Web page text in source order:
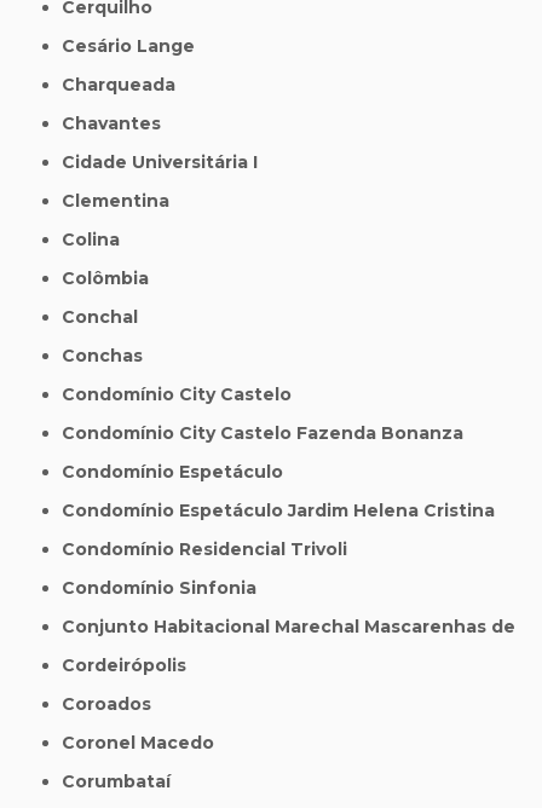
Cerquilho
Cesário Lange
Charqueada
Chavantes
Cidade Universitária I
Clementina
Colina
Colômbia
Conchal
Conchas
Condomínio City Castelo
Condomínio City Castelo Fazenda Bonanza
Condomínio Espetáculo
Condomínio Espetáculo Jardim Helena Cristina
Condomínio Residencial Trivoli
Condomínio Sinfonia
Conjunto Habitacional Marechal Mascarenhas de
Cordeirópolis
Coroados
Coronel Macedo
Corumbataí